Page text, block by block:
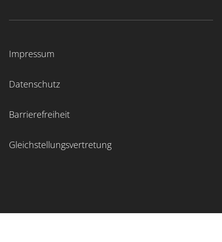
Impressum
Datenschutz
Barrierefreiheit
Gleichstellungsvertretung